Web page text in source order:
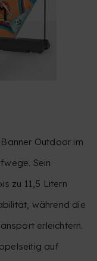
Outdoor im
Sein
zu 11,5 Litern
während die
erleichtern.
auf